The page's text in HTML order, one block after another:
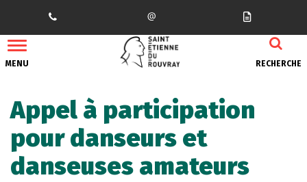
MENU RECHERCHE
Appel à participation
pour danseurs et
danseuses amateurs